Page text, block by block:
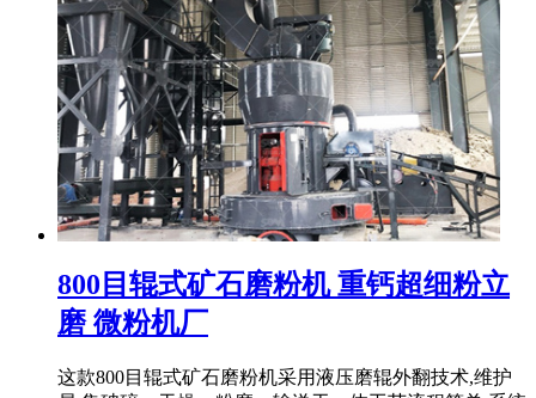
800目辊式矿石磨粉机 重钙超细粉立
磨 微粉机厂
这款800目辊式矿石磨粉机采用液压磨辊外翻技术,维护